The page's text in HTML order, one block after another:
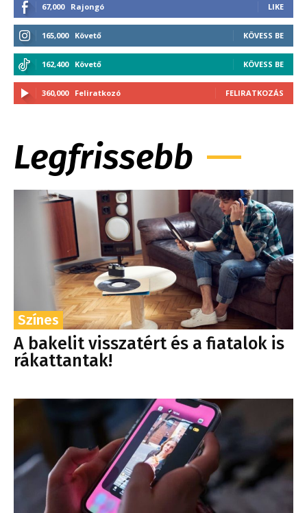
67,000 Rajongó LIKE
165,000 Követő KÖVESS BE
162,400 Követő KÖVESS BE
360,000 Feliratkozó FELIRATKOZÁS
Legfrissebb
Színes
A bakelit visszatért és a fiatalok is
rákattantak!